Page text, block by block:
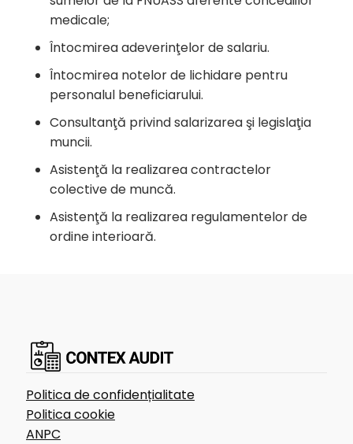
medicale;
Întocmirea adeverinţelor de salariu.
Întocmirea notelor de lichidare pentru
personalul beneficiarului.
Consultanţă privind salarizarea şi legislaţia
muncii.
Asistenţă la realizarea contractelor
colective de muncă.
Asistenţă la realizarea regulamentelor de
ordine interioară.
Politica de confidențialitate
Politica cookie
ANPC